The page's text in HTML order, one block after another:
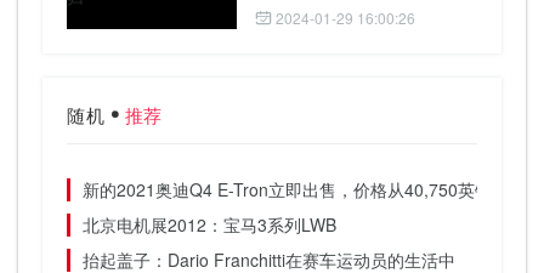
2024-01-29 16:00:26
随机 推荐
新的2021奥迪Q4 E-Tron立即出售，价格从40,750英镑
北京电机展2012：宝马3系列LWB
抬起盖子：Dario Franchitti在赛车运动员的生活中